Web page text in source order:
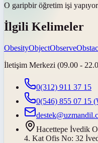
O garipbir öğretim işi
İlgili Kelimeler
ObesityObjectObserve
İletişim Merkezi (09.00 -
0(312) 911 37 15
0(546) 855 07 15
Hacettepe İvedik
4. Kat Ofis No: 32